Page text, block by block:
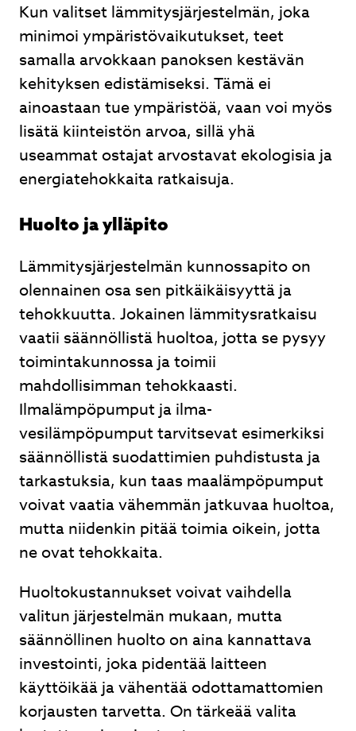
Kun valitset lämmitysjärjestelmän, joka
minimoi ympäristövaikutukset, teet
samalla arvokkaan panoksen kestävän
kehityksen edistämiseksi. Tämä ei
ainoastaan tue ympäristöä, vaan voi myös
lisätä kiinteistön arvoa, sillä yhä
useammat ostajat arvostavat ekologisia ja
energiatehokkaita ratkaisuja.
Huolto ja ylläpito
Lämmitysjärjestelmän kunnossapito on
olennainen osa sen pitkäikäisyyttä ja
tehokkuutta. Jokainen lämmitysratkaisu
vaatii säännöllistä huoltoa, jotta se pysyy
toimintakunnossa ja toimii
mahdollisimman tehokkaasti.
Ilmalämpöpumput ja ilma-
vesilämpöpumput tarvitsevat esimerkiksi
säännöllistä suodattimien puhdistusta ja
tarkastuksia, kun taas maalämpöpumput
voivat vaatia vähemmän jatkuvaa huoltoa,
mutta niidenkin pitää toimia oikein, jotta
ne ovat tehokkaita.
Huoltokustannukset voivat vaihdella
valitun järjestelmän mukaan, mutta
säännöllinen huolto on aina kannattava
investointi, joka pidentää laitteen
käyttöikää ja vähentää odottamattomien
korjausten tarvetta. On tärkeää valita